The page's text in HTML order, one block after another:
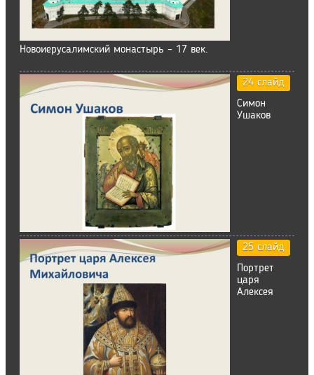
Новоиерусалимский монастырь – 17 век.
24 слайд
Симон
Ушаков
25 слайд
Портрет
царя
Алексея